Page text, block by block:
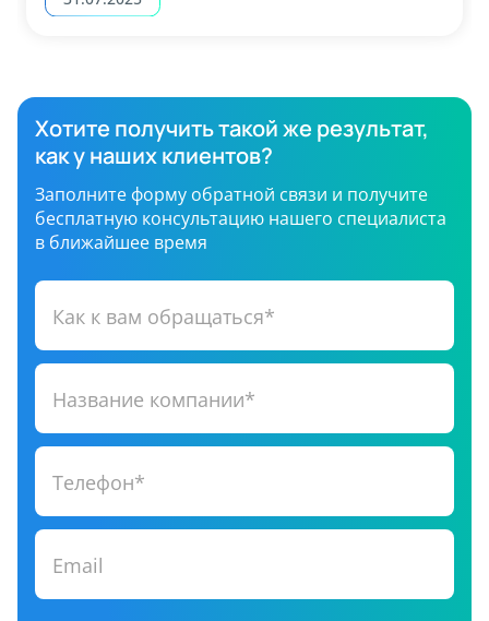
Хотите получить такой же результат,
как у наших клиентов?
Заполните форму обратной связи и получите
бесплатную консультацию нашего специалиста
в ближайшее время
Как к вам обращаться*
Название компании*
Телефон*
Email